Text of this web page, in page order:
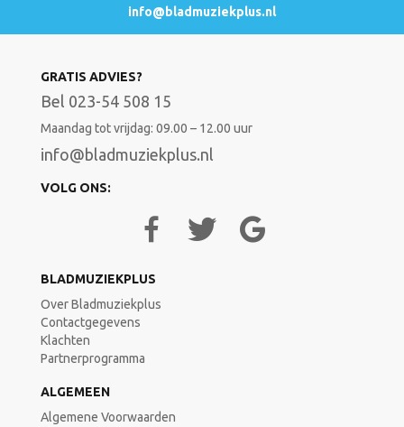
info@bladmuziekplus.nl
GRATIS ADVIES?
Bel 023-54 508 15
Maandag tot vrijdag: 09.00 – 12.00 uur
info@bladmuziekplus.nl
VOLG ONS:
BLADMUZIEKPLUS
Over Bladmuziekplus
Contactgegevens
Klachten
Partnerprogramma
ALGEMEEN
Algemene Voorwaarden